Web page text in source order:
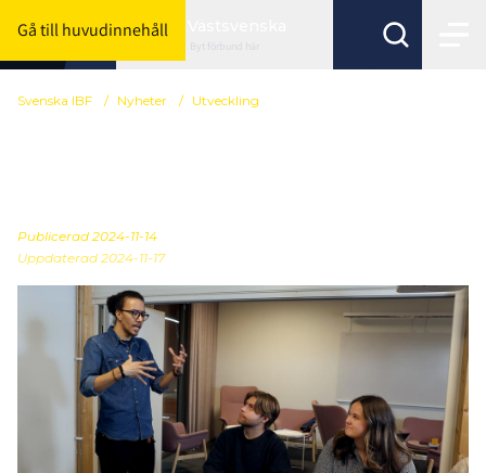
Gå till huvudinnehåll
Byt förbund här
Svenska IBF / Nyheter / Utveckling
Publicerad 2024-11-14
Uppdaterad 2024-11-17